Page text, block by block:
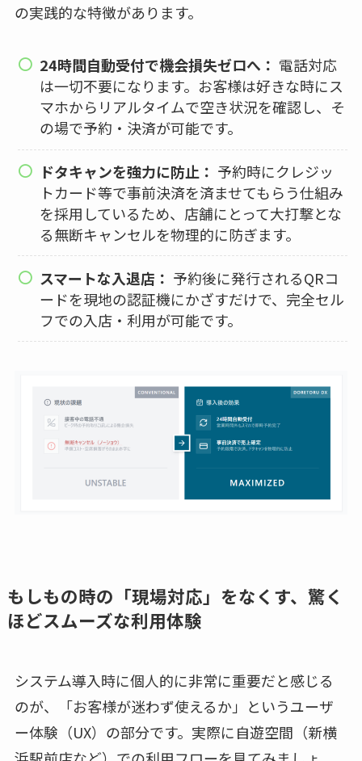
の実践的な特徴があります。
24時間自動受付で機会損失ゼロへ： 電話対応
は一切不要になります。お客様は好きな時にス
マホからリアルタイムで空き状況を確認し、そ
の場で予約・決済が可能です。
ドタキャンを強力に防止： 予約時にクレジッ
トカード等で事前決済を済ませてもらう仕組み
を採用しているため、店舗にとって大打撃とな
る無断キャンセルを物理的に防ぎます。
スマートな入退店： 予約後に発行されるQRコ
ードを現地の認証機にかざすだけで、完全セル
フでの入店・利用が可能です。
もしもの時の「現場対応」をなくす、驚く
ほどスムーズな利用体験
システム導入時に個人的に非常に重要だと感じる
のが、「お客様が迷わず使えるか」というユーザ
ー体験（UX）の部分です。実際に自遊空間（新横